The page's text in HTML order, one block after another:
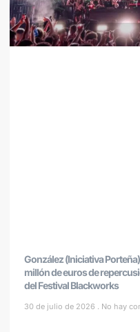
González (Iniciativa
millón de euros de
del Festival Blackworks
30 de julio de 2026 No hay